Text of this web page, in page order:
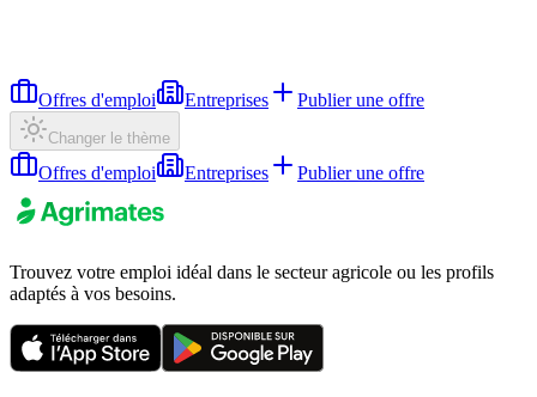
Offres d'emploi Entreprises Publier une offre
Changer le thème
Offres d'emploi Entreprises Publier une offre
Trouvez votre emploi idéal dans le secteur agricole ou les profils
adaptés à vos besoins.